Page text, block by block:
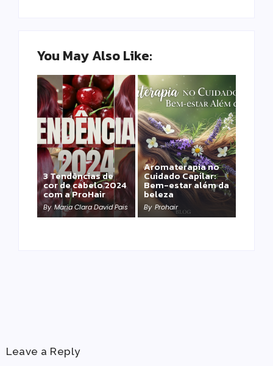
You May Also Like:
3 Tendências de
cor de cabelo 2024
com a ProHair
By Maria Clara David Pais
Aromaterapia no
Cuidado Capilar:
Bem-estar além da
beleza
By Prohair
Detox Capilar: Por
que remover
metais pesados
salva sua química?
By Prohair
Leave a Reply